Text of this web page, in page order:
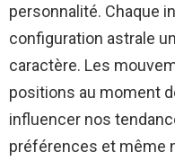
personnalité. Chaque
configuration astrale
caractère. Les
positions au moment
influencer nos
préférences et même